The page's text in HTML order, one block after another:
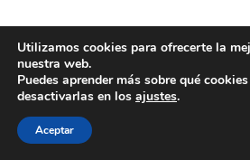
Utilizamos cookies para ofrecerte la
nuestra web.
Puedes aprender más sobre qué
desactivarlas en los ajustes.
Aceptar